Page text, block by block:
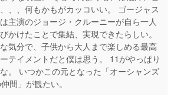
、、何もかもがカッコいい。 ゴージャス
主演のジョージ・クルーニーが自ら一人
かけたことで集結、実現できたらしい。
気分で、子供から大人まで楽しめる最高
テイメントだと僕は思う。 11がやっぱり
。 いつかこの元となった「オーシャンズ
間」が観たい。